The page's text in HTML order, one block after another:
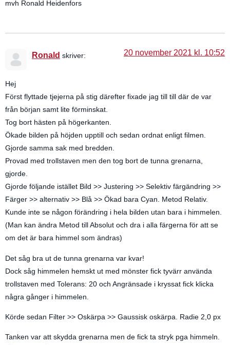
mvh Ronald Heidenfors
Ronald skriver: 20 november 2021 kl. 10:52
Hej
Först flyttade tjejerna på stig därefter fixade jag till till där de var
från början samt lite förminskat.
Tog bort hästen på högerkanten.
Ökade bilden på höjden upptill och sedan ordnat enligt filmen.
Gjorde samma sak med bredden.
Provad med trollstaven men den tog bort de tunna grenarna,
gjorde.
Gjorde följande istället Bild >> Justering >> Selektiv färgändring >>
Färger >> alternativ >> Blå >> Ökad bara Cyan. Metod Relativ.
Kunde inte se någon förändring i hela bilden utan bara i himmelen.
(Man kan ändra Metod till Absolut och dra i alla färgerna för att se
om det är bara himmel som ändras)
Det såg bra ut de tunna grenarna var kvar!
Dock såg himmelen hemskt ut med mönster fick tyvärr använda
trollstaven med Tolerans: 20 och Angränsade i kryssat fick klicka
några gånger i himmelen.
Körde sedan Filter >> Oskärpa >> Gaussisk oskärpa. Radie 2,0 px
Tanken var att skydda grenarna men de fick ta stryk pga himmeln.